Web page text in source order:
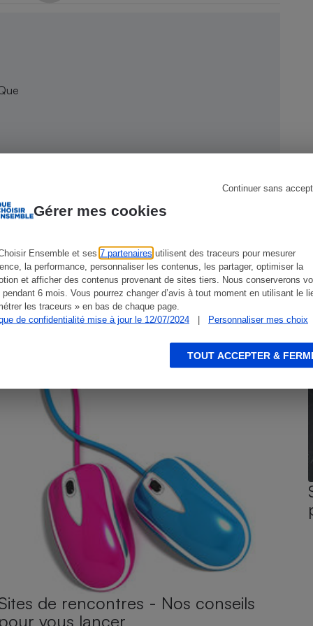
Gérer mes cookies
Ensemble et ses 7 partenaires utilisent des traceurs pour mesurer
la performance, personnaliser les contenus, les partager, optimiser la
et afficher des contenus provenant de sites tiers. Nous conserverons
pendant 6 mois. Vous pourrez changer d’avis à tout moment en utilisant le
les traceurs » en bas de chaque page.
de confidentialité mise à jour le 12/07/2024
| Personnaliser mes choix
Continuer sans
TOUT ACCEPTER &
de rencontres - Nos conseils
vous lancer